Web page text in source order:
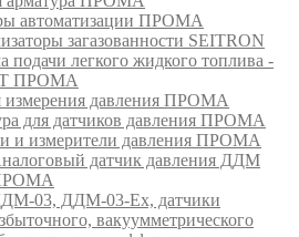
автоматизации ПРОМА
загазованности SEITRON
подачи легкого жидкого топлива -
ПРОМА
измерения давления ПРОМА
для датчиков давления ПРОМА
и измерители давления ПРОМА
датчик давления ДДМ
03, ДДМ-03-Ех, датчики
вакуумметрического